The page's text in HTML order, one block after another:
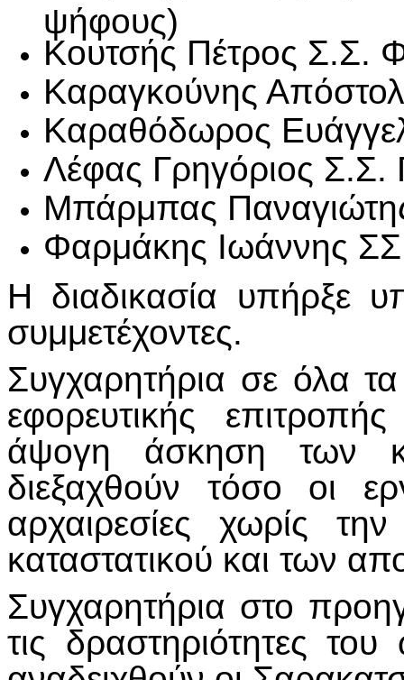
ψήφους)
Κουτσής Πέτρος Σ.Σ.
Καραγκούνης
Καραθόδωρος
Λέφας Γρηγόριος Σ.Σ.
Μπάρμπας
Φαρμάκης Ιωάννης
Η διαδικασία υπήρξε
συμμετέχοντες.
Συγχαρητήρια σε όλα
εφορευτικής
άψογη άσκηση των
διεξαχθούν τόσο οι
αρχαιρεσίες χωρίς
καταστατικού και των
Συγχαρητήρια στο
τις δραστηριότητες